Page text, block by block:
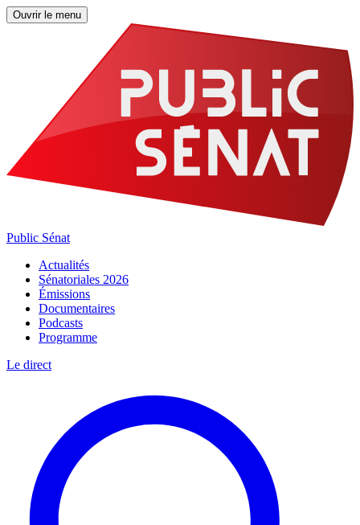
Ouvrir le menu
Public Sénat
Actualités
Sénatoriales 2026
Émissions
Documentaires
Podcasts
Programme
Le direct